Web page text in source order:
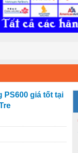
PS600 giá tốt tại